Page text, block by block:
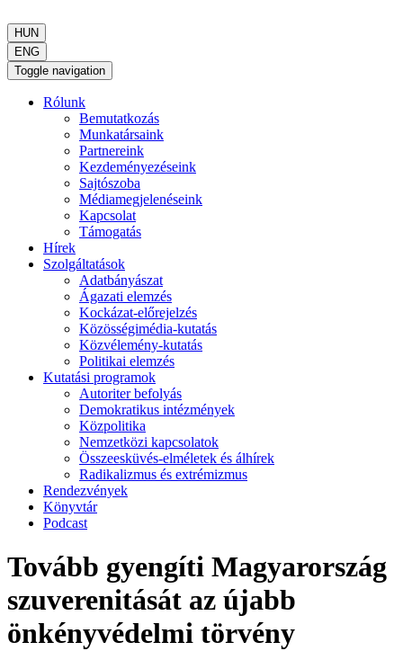
HUN
ENG
Toggle navigation
Rólunk
Bemutatkozás
Munkatársaink
Partnereink
Kezdeményezéseink
Sajtószoba
Médiamegjelenéseink
Kapcsolat
Támogatás
Hírek
Szolgáltatások
Adatbányászat
Ágazati elemzés
Kockázat-előrejelzés
Közösségimédia-kutatás
Közvélemény-kutatás
Politikai elemzés
Kutatási programok
Autoriter befolyás
Demokratikus intézmények
Közpolitika
Nemzetközi kapcsolatok
Összeesküvés-elméletek és álhírek
Radikalizmus és extrémizmus
Rendezvények
Könyvtár
Podcast
Tovább gyengíti Magyarország
szuverenitását az újabb
önkényvédelmi törvény